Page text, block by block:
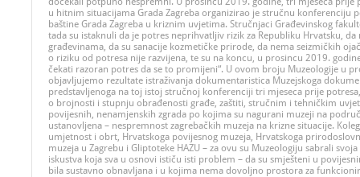
u hitnim situacijama Grada Zagreba organizirao je stručnu konferenciju
baštine Grada Zagreba u kriznim uvjetima. Stručnjaci Građevinskog
tada su istaknuli da je potres neprihvatljiv rizik za Republiku Hrvatsku,
građevinama, da su sanacije kozmetičke prirode, da nema seizmičkih
o riziku od potresa nije razvijena, te su na koncu, u prosincu 2019.
čekati razoran potres da se to promijeni“. U ovom broju Muzeologije u
objavljujemo rezultate istraživanja dokumentaristica Muzejskoga
predstavljenoga na toj istoj stručnoj konferenciji tri mjeseca prije
o brojnosti i stupnju obrađenosti građe, zaštiti, stručnim i tehničkim
povijesnih, nenamjenskih zgrada po kojima su nagurani muzeji na
ustanovljena – nespremnost zagrebačkih muzeja na krizne situacije.
umjetnost i obrt, Hrvatskoga povijesnog muzeja, Hrvatskoga
muzeja u Zagrebu i Gliptoteke HAZU – za ovu su Muzeologiju sabrali
iskustva koja sva u osnovi ističu isti problem – da su smješteni u
bila sustavno obnavljana i u kojima nema dovoljno prostora za